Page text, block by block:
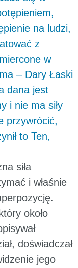
na ludzi,
z
w
– Dary Łaski
dana jest
i nie ma siły
przywrócić,
to Ten,
siła
i właśnie
około
doświadczał
jego